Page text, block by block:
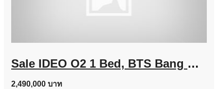
Sale IDEO O2 1 Bed, BTS Bang Na Line @757zwvfy
2,490,000 บาท